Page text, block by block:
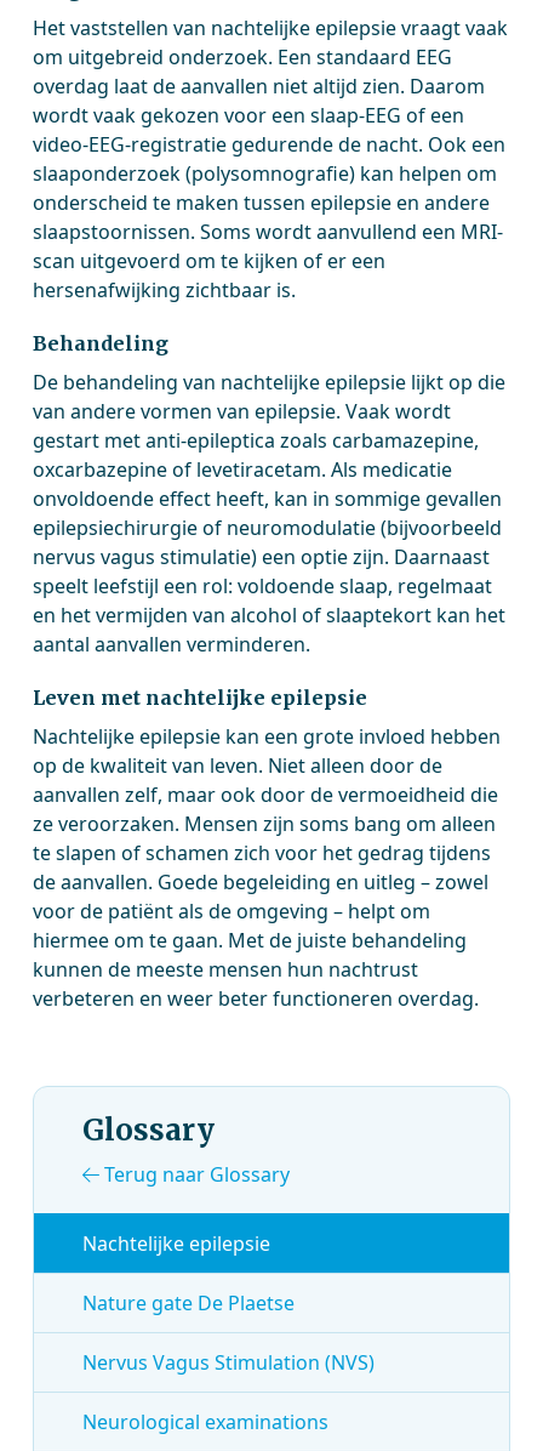
Het vaststellen van nachtelijke epilepsie vraagt vaak
om uitgebreid onderzoek. Een standaard EEG
overdag laat de aanvallen niet altijd zien. Daarom
wordt vaak gekozen voor een slaap-EEG of een
video-EEG-registratie gedurende de nacht. Ook een
slaaponderzoek (polysomnografie) kan helpen om
onderscheid te maken tussen epilepsie en andere
slaapstoornissen. Soms wordt aanvullend een MRI-
scan uitgevoerd om te kijken of er een
hersenafwijking zichtbaar is.
Behandeling
De behandeling van nachtelijke epilepsie lijkt op die
van andere vormen van epilepsie. Vaak wordt
gestart met anti-epileptica zoals carbamazepine,
oxcarbazepine of levetiracetam. Als medicatie
onvoldoende effect heeft, kan in sommige gevallen
epilepsiechirurgie of neuromodulatie (bijvoorbeeld
nervus vagus stimulatie) een optie zijn. Daarnaast
speelt leefstijl een rol: voldoende slaap, regelmaat
en het vermijden van alcohol of slaaptekort kan het
aantal aanvallen verminderen.
Leven met nachtelijke epilepsie
Nachtelijke epilepsie kan een grote invloed hebben
op de kwaliteit van leven. Niet alleen door de
aanvallen zelf, maar ook door de vermoeidheid die
ze veroorzaken. Mensen zijn soms bang om alleen
te slapen of schamen zich voor het gedrag tijdens
de aanvallen. Goede begeleiding en uitleg – zowel
voor de patiënt als de omgeving – helpt om
hiermee om te gaan. Met de juiste behandeling
kunnen de meeste mensen hun nachtrust
verbeteren en weer beter functioneren overdag.
Glossary
Terug naar Glossary
Nachtelijke epilepsie
Nature gate De Plaetse
Nervus Vagus Stimulation (NVS)
Neurological examinations